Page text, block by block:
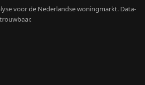
voor de Nederlandse woningmarkt. Data-